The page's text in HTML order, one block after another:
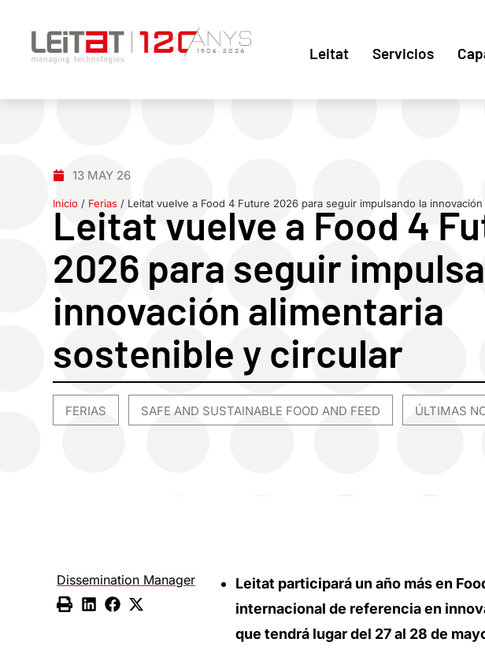
Leitat Servicios
13 MAY 26
Inicio / Ferias / Leitat vuelve a Food 4 Future 2026 para seguir impulsando la
Leitat vuelve a Food 4
2026 para seguir
innovación alimentaria
sostenible y circular
FERIAS SAFE AND SUSTAINABLE FOOD AND FEED ÚLTIMAS
Dissemination Manager
Leitat participará un año más en
internacional de referencia en
que tendrá lugar del 27 al 28 de